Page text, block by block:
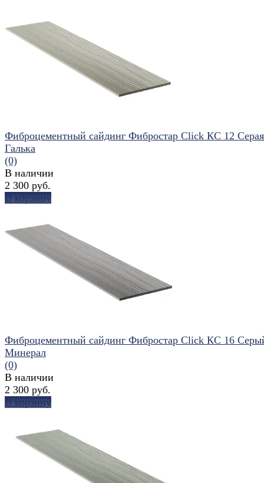
избранное сравнить
избранное сравнить
Фиброцементный сайдинг Фибростар Click КС 12 Серая
Галька
(0)
В наличии
2 300 руб.
В корзину
избранное сравнить
Фиброцементный сайдинг Фибростар Click КС 16
Минерал
(0)
В наличии
2 300 руб.
В корзину